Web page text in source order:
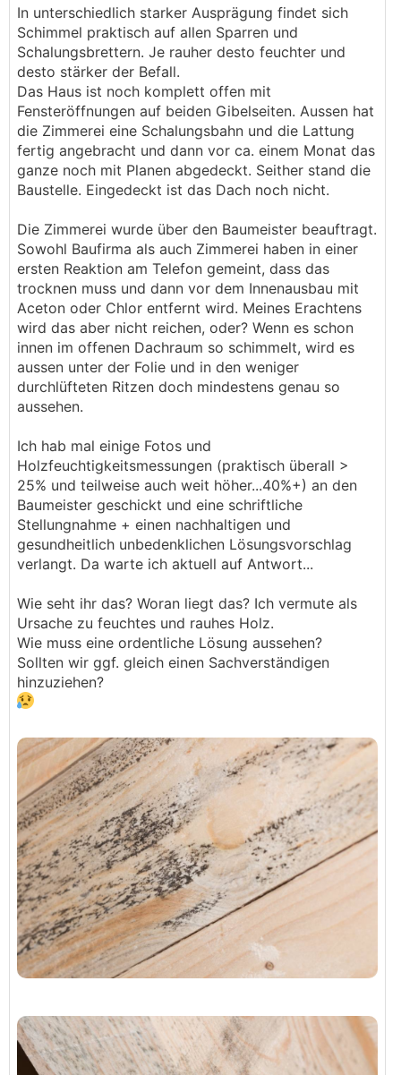
In unterschiedlich starker Ausprägung findet sich
Schimmel praktisch auf allen Sparren und
Schalungsbrettern. Je rauher desto feuchter und
desto stärker der Befall.
Das Haus ist noch komplett offen mit
Fensteröffnungen auf beiden Gibelseiten. Aussen hat
die Zimmerei eine Schalungsbahn und die Lattung
fertig angebracht und dann vor ca. einem Monat das
ganze noch mit Planen abgedeckt. Seither stand die
Baustelle. Eingedeckt ist das Dach noch nicht.
Die Zimmerei wurde über den Baumeister beauftragt.
Sowohl Baufirma als auch Zimmerei haben in einer
ersten Reaktion am Telefon gemeint, dass das
trocknen muss und dann vor dem Innenausbau mit
Aceton oder Chlor entfernt wird. Meines Erachtens
wird das aber nicht reichen, oder? Wenn es schon
innen im offenen Dachraum so schimmelt, wird es
aussen unter der Folie und in den weniger
durchlüfteten Ritzen doch mindestens genau so
aussehen.
Ich hab mal einige Fotos und
Holzfeuchtigkeitsmessungen (praktisch überall >
25% und teilweise auch weit höher...40%+) an den
Baumeister geschickt und eine schriftliche
Stellungnahme + einen nachhaltigen und
gesundheitlich unbedenklichen Lösungsvorschlag
verlangt. Da warte ich aktuell auf Antwort...
Wie seht ihr das? Woran liegt das? Ich vermute als
Ursache zu feuchtes und rauhes Holz.
Wie muss eine ordentliche Lösung aussehen?
Sollten wir ggf. gleich einen Sachverständigen
hinzuziehen?